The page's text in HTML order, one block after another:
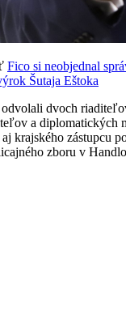
Fico si neobjednal
Šutaja Eštoka
odvolali dvoch
a diplomatických
krajského zástupcu
zboru v